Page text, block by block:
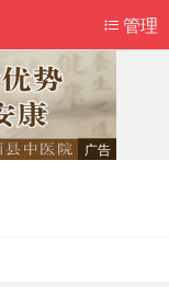
管理